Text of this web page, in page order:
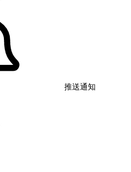
推送通知